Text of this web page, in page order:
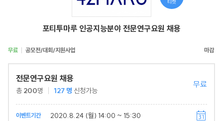
포티투마루 인공지능분야 전문연구요원 채용
무료 공모전/대회/지원사업
전문연구요원 채용
총 200명 127 명 신청가능
무료
이벤트기간 2020.8.24 (월) 14:00 ~ 15:30
티켓